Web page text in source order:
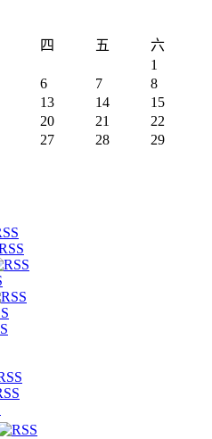
四 五
六
1
6 7
8
13 14
15
20 21
22
27 28
29